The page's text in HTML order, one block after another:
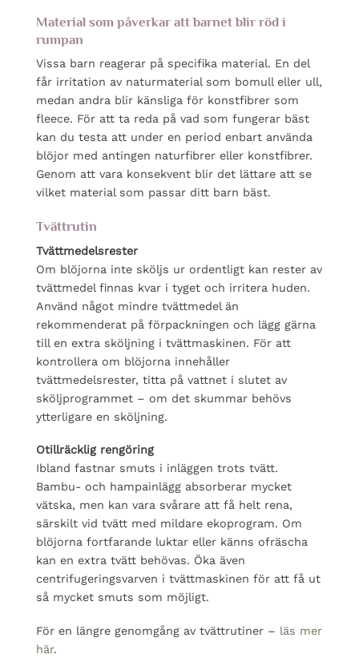
Material som påverkar att barnet blir röd i
rumpan
Vissa barn reagerar på specifika material. En del
får irritation av naturmaterial som bomull eller ull,
medan andra blir känsliga för konstfibrer som
fleece. För att ta reda på vad som fungerar bäst
kan du testa att under en period enbart använda
blöjor med antingen naturfibrer eller konstfibrer.
Genom att vara konsekvent blir det lättare att se
vilket material som passar ditt barn bäst.
Tvättrutin
Tvättmedelsrester
Om blöjorna inte sköljs ur ordentligt kan rester av
tvättmedel finnas kvar i tyget och irritera huden.
Använd något mindre tvättmedel än
rekommenderat på förpackningen och lägg gärna
till en extra sköljning i tvättmaskinen. För att
kontrollera om blöjorna innehåller
tvättmedelsrester, titta på vattnet i slutet av
sköljprogrammet – om det skummar behövs
ytterligare en sköljning.
Otillräcklig rengöring
Ibland fastnar smuts i inläggen trots tvätt.
Bambu- och hampainlägg absorberar mycket
vätska, men kan vara svårare att få helt rena,
särskilt vid tvätt med mildare ekoprogram. Om
blöjorna fortfarande luktar eller känns ofräscha
kan en extra tvätt behövas. Öka även
centrifugeringsvarven i tvättmaskinen för att få ut
så mycket smuts som möjligt.
För en längre genomgång av tvättrutiner – läs mer
här.